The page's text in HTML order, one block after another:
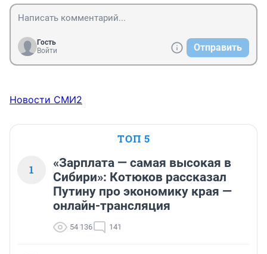
Гость
Войти
Отправить
Новости СМИ2
ТОП 5
1
«Зарплата — самая высокая в
Сибири»: Котюков рассказал
Путину про экономику края —
онлайн-трансляция
54 136 141